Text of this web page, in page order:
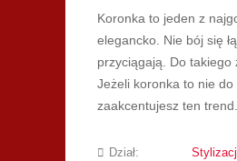
Koronka to jeden z
elegancko. Nie bój się
przyciągają. Do takiego
Jeżeli koronka to nie
zaakcentujesz ten trend.
Dział: